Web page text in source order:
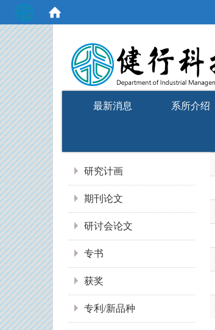
最新消息 系所介绍
研究计画
期刊论文
研讨会论文
专书
获奖
专利/新品种